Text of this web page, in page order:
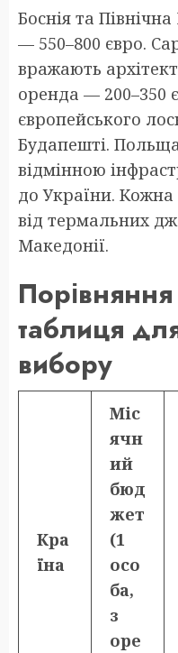
Боснія та
— 550–800 євро.
вражають
оренда — 200–350
європейського
Будапешті.
відмінною
до України.
від термальних
Македонії.
Порівняння
таблиця
вибору
Кра
їна
Міс
ячн
ий
бюд
жет
(1
осо
ба,
з
оре